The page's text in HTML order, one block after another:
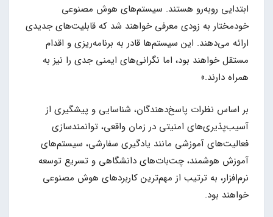
ابتدایی روبه‌رو هستند. سیستم‌های هوش مصنوعی
خودمختار به زودی معرفی خواهند شد که قابلیت‌های جدیدی
ارائه می‌دهند. این سیستم‌ها قادر به برنامه‌ریزی و اقدام
مستقل خواهند بود، اما نگرانی‌های ایمنی جدی را نیز به
همراه دارند.»
بر اساس نظرات پاسخ‌دهندگان، شناسایی و پیشگیری از
آسیب‌پذیری‌های امنیتی در زمان واقعی، توانمندسازی
فعالیت‌های آموزشی مانند یادگیری سفارشی، سیستم‌های
آموزش هوشمند، چت‌بات‌های دانشگاهی و تسریع توسعه
نرم‌افزار، به ترتیب از مهم‌ترین کاربردهای هوش مصنوعی
خواهند بود.